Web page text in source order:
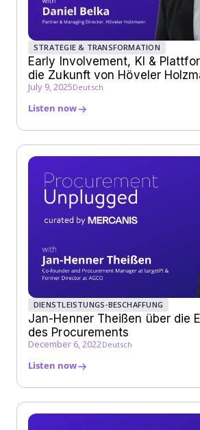
STRATEGIE & TRANSFORMATION
Early Involvement, KI &
die Zukunft von Höveler
July 9, 2025Deutsch
Listen now
DIENSTLEISTUNGS-BESCHAFFUNG
Jan-Henner Theißen über die
des Procurements
December 6, 2022Deutsch
Listen now